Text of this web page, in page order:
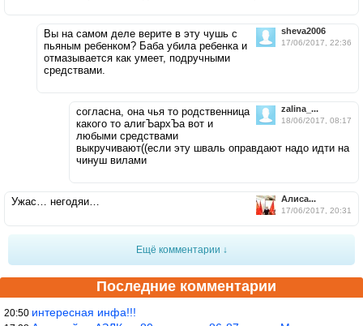
sheva2006
17/06/2017, 22:36
Вы на самом деле верите в эту чушь с
пьяным ребенком? Баба убила ребенка и
отмазывается как умеет, подручными
средствами.
zalina_...
18/06/2017, 08:17
согласна, она чья то родственница
какого то алигЪархЪа вот и
любыми средствами
выкручивают((если эту шваль оправдают надо идти на
чинуш вилами
Алиса...
17/06/2017, 20:31
Ужас… негодяи…
Ещё комментарии ↓
Последние комментарии
20:50 интересная инфа!!!